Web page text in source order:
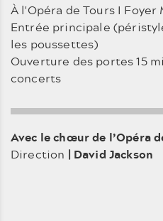
À l'Opéra de Tours I Foyer
Entrée principale
les poussettes)
Ouverture des portes 15
concerts
Avec le chœur de l’Opéra
Direction | David Jackson